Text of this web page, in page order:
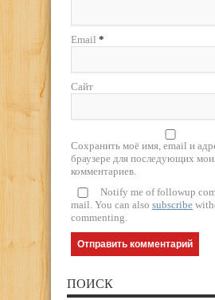
Email *
Сайт
Сохранить моё имя, email и
браузере для последующих
комментариев.
Notify me of followup
mail. You can also subscribe
commenting.
ПОИСК